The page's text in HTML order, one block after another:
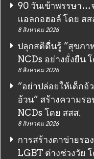
90 วันเข้าพรรษา…
แอลกอฮอล์ โดย สส
8 สิงหาคม 2026
ปลุกสติตื่นรู้ “สุขภา
NCDs อย่างยั่งยืน
8 สิงหาคม 2026
“อย่าปล่อยให้เด็กอ้
อ้วน” สร้างความร
NCDs โดย สสส.
8 สิงหาคม 2026
การสร้างตาข่ายร
LGBT ต่างช่วงวัย